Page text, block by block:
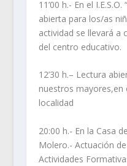
11’00 h.- En el
abierta para los/as
actividad se llevará a
del centro educativo.
12’30 h.– Lectura
nuestros mayores,en
localidad
20:00 h.- En la Casa
Molero.- Actuación
Actividades